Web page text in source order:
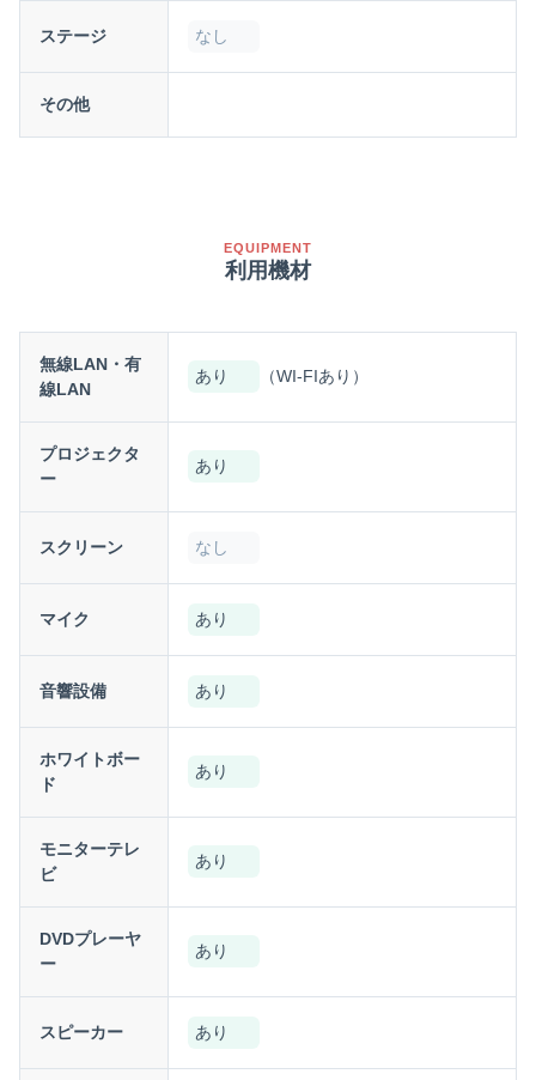
ステージ なし
その他
EQUIPMENT
利用機材
無線LAN・有
線LAN
あり （WI-FIあり）
プロジェクタ
ー
あり
スクリーン なし
マイク あり
音響設備 あり
ホワイトボー
ド
あり
モニターテレ
ビ
あり
DVDプレーヤ
ー
あり
スピーカー あり